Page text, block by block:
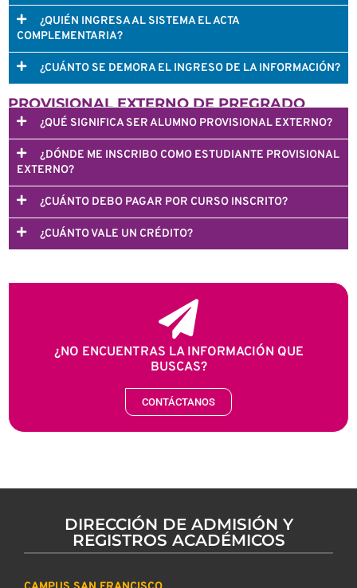
¿QUIÉN INGRESA AL SISTEMA EL ACTA
COMPLEMENTARIA?
¿CUÁNTO SE DEMORA EL INGRESO DE LA INFORMACIÓN?
PROVISIONAL EXTERNO DE PREGRADO
¿QUÉ SIGNIFICA SER ALUMNO PROVISIONAL EXTERNO?
¿DÓNDE ME INSCRIBO COMO ESTUDIANTE PROVISIONAL
EXTERNO?
¿CUÁNTO DEBO PAGAR POR CURSO INSCRITO?
¿CUÁNTO VALE UN CRÉDITO?
¿NO ENCUENTRAS LA INFORMACIÓN QUE
BUSCAS?
CONTÁCTANOS
DIRECCIÓN DE ADMISIÓN Y
REGISTROS ACADÉMICOS